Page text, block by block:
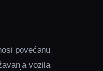
povećanu
vozila